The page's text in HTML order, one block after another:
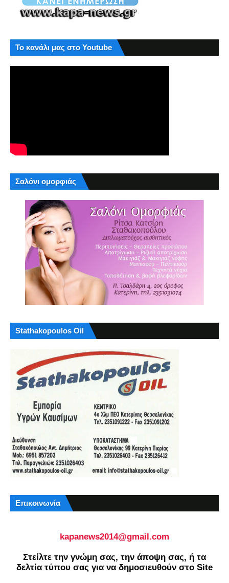
Το κανάλι μας στο Youtube
Σαλόνι ομορφιάς
Stathakopoulos Oil
Επικοινωνία
kapanews2014@gmail.com
Στείλτε την γνώμη σας, την άποψη σας, ή τα
δελτία τύπου σας για να δημοσιευθούν στο Site